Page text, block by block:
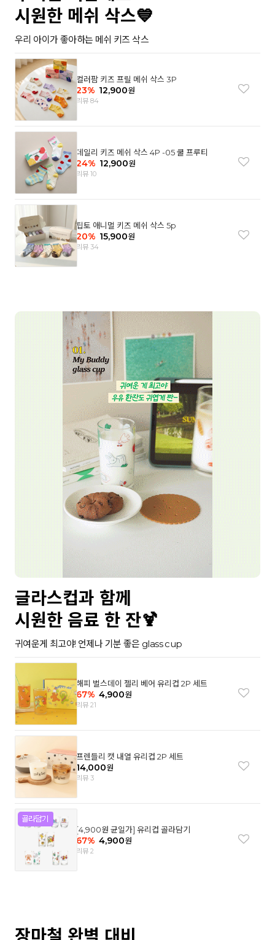
시원한 메쉬 삭스💙
우리 아이가 좋아하는 메쉬 키즈 삭스
컬러팜 키즈 프릴 메쉬 삭스 3P
23% 12,900원
리뷰 84
데일리 키즈 메쉬 삭스 4P -05 쿨 프루티
24% 12,900원
리뷰 10
팁토 애니멀 키즈 메쉬 삭스 5p
20% 15,900원
리뷰 34
글라스컵과 함께
시원한 음료 한 잔🍹
귀여운게 최고야! 언제나 기분 좋은 glass cup
해피 벌스데이 젤리 베어 유리컵 2P 세트
67% 4,900원
리뷰 21
프렌들리 캣 내열 유리컵 2P 세트
14,000원
리뷰 3
[4,900원 균일가] 유리컵 골라담기
67% 4,900원
리뷰 2
장마철 완벽 대비